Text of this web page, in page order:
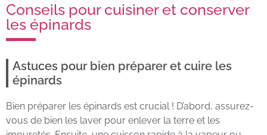
Conseils pour cuisiner et conserver
les épinards
Astuces pour bien préparer et cuire les
épinards
Bien préparer les épinards est crucial ! D’abord, assurez-
vous de bien les laver pour enlever la terre et les